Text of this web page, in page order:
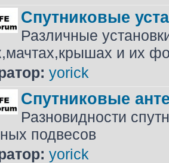
Спутниковые
Различные
и их
yorick
Спутниковые
Разновидности
подвесов
yorick